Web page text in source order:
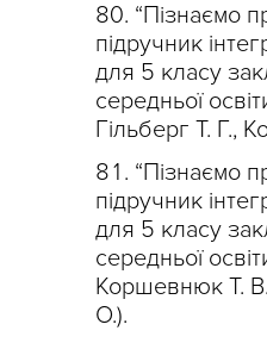
“Пізнаємо
підручник
для 5 класу
середньої
Гільберг Т. Г.,
“Пізнаємо
підручник
для 5 класу
середньої
Коршевнюк Т.
О.).